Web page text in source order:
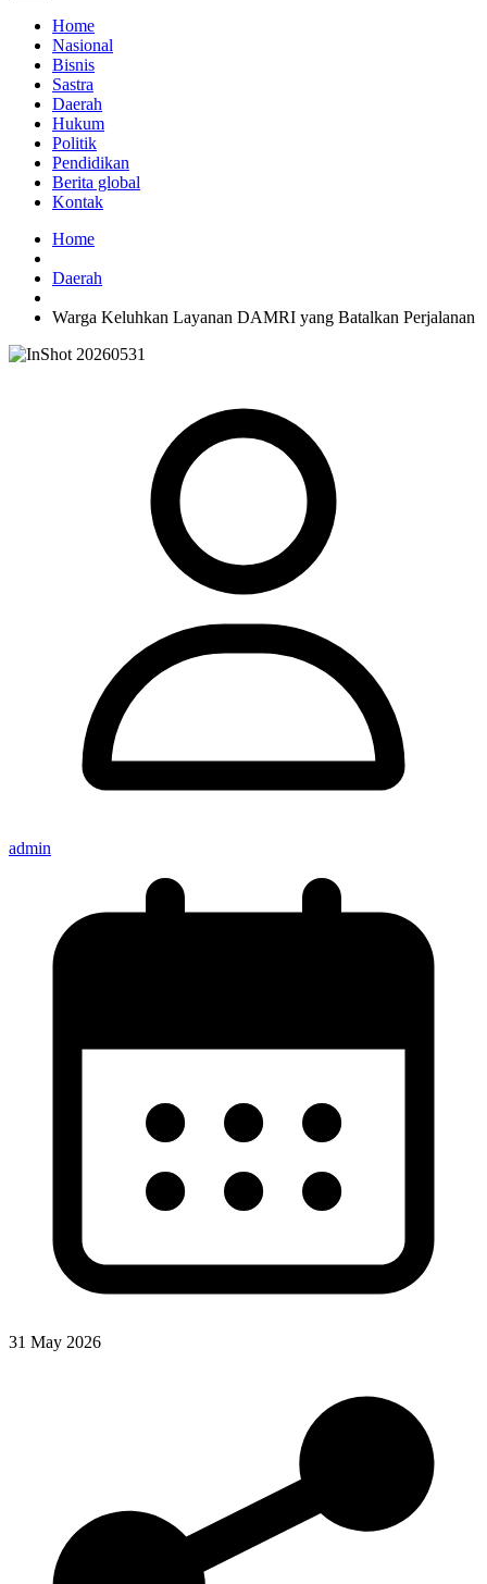
Home
Nasional
Bisnis
Sastra
Daerah
Hukum
Politik
Pendidikan
Berita global
Kontak
Home
Daerah
Warga Keluhkan Layanan DAMRI yang Batalkan Perjalanan
admin
31 May 2026